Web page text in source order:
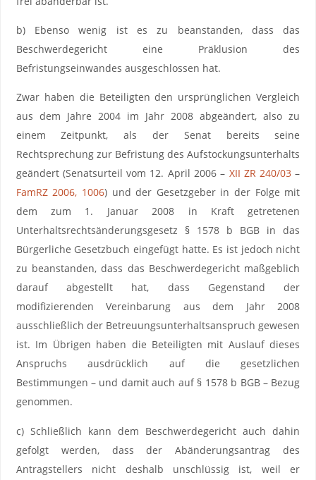
b) Ebenso wenig ist es zu beanstanden, dass das
Beschwerdegericht eine Präklusion des
Befristungseinwandes ausgeschlossen hat.
Zwar haben die Beteiligten den ursprünglichen Vergleich
aus dem Jahre 2004 im Jahr 2008 abgeändert, also zu
einem Zeitpunkt, als der Senat bereits seine
Rechtsprechung zur Befristung des Aufstockungsunterhalts
geändert (Senatsurteil vom 12. April 2006 – XII ZR 240/03 –
FamRZ 2006, 1006) und der Gesetzgeber in der Folge mit
dem zum 1. Januar 2008 in Kraft getretenen
Unterhaltsrechtsänderungsgesetz § 1578 b BGB in das
Bürgerliche Gesetzbuch eingefügt hatte. Es ist jedoch nicht
zu beanstanden, dass das Beschwerdegericht maßgeblich
darauf abgestellt hat, dass Gegenstand der
modifizierenden Vereinbarung aus dem Jahr 2008
ausschließlich der Betreuungsunterhaltsanspruch gewesen
ist. Im Übrigen haben die Beteiligten mit Auslauf dieses
Anspruchs ausdrücklich auf die gesetzlichen
Bestimmungen – und damit auch auf § 1578 b BGB – Bezug
genommen.
c) Schließlich kann dem Beschwerdegericht auch dahin
gefolgt werden, dass der Abänderungsantrag des
Antragstellers nicht deshalb unschlüssig ist, weil er